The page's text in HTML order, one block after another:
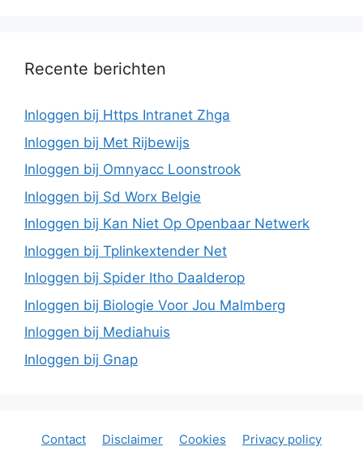
Recente berichten
Inloggen bij Https Intranet Zhga
Inloggen bij Met Rijbewijs
Inloggen bij Omnyacc Loonstrook
Inloggen bij Sd Worx Belgie
Inloggen bij Kan Niet Op Openbaar Netwerk
Inloggen bij Tplinkextender Net
Inloggen bij Spider Itho Daalderop
Inloggen bij Biologie Voor Jou Malmberg
Inloggen bij Mediahuis
Inloggen bij Gnap
Contact Disclaimer Cookies Privacy policy